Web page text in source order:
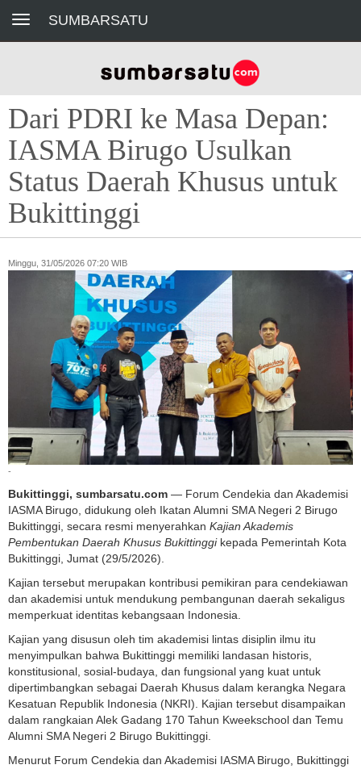
Toggle navigationSUMBARSATU
Dari PDRI ke Masa Depan:
IASMA Birugo Usulkan
Status Daerah Khusus untuk
Bukittinggi
Minggu, 31/05/2026 07:20 WIB
-
Bukittinggi, sumbarsatu.com — Forum Cendekia dan Akademisi
IASMA Birugo, didukung oleh Ikatan Alumni SMA Negeri 2 Birugo
Bukittinggi, secara resmi menyerahkan Kajian Akademis
Pembentukan Daerah Khusus Bukittinggi kepada Pemerintah Kota
Bukittinggi, Jumat (29/5/2026).
Kajian tersebut merupakan kontribusi pemikiran para cendekiawan
dan akademisi untuk mendukung pembangunan daerah sekaligus
memperkuat identitas kebangsaan Indonesia.
Kajian yang disusun oleh tim akademisi lintas disiplin ilmu itu
menyimpulkan bahwa Bukittinggi memiliki landasan historis,
konstitusional, sosial-budaya, dan fungsional yang kuat untuk
dipertimbangkan sebagai Daerah Khusus dalam kerangka Negara
Kesatuan Republik Indonesia (NKRI). Kajian tersebut disampaikan
dalam rangkaian Alek Gadang 170 Tahun Kweekschool dan Temu
Alumni SMA Negeri 2 Birugo Bukittinggi.
Menurut Forum Cendekia dan Akademisi IASMA Birugo, Bukittinggi